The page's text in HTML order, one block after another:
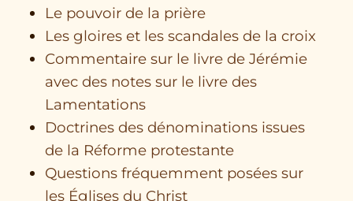
Le pouvoir de la prière
Les gloires et les scandales de la croix
Commentaire sur le livre de Jérémie
avec des notes sur le livre des
Lamentations
Doctrines des dénominations issues
de la Réforme protestante
Questions fréquemment posées sur
les Églises du Christ